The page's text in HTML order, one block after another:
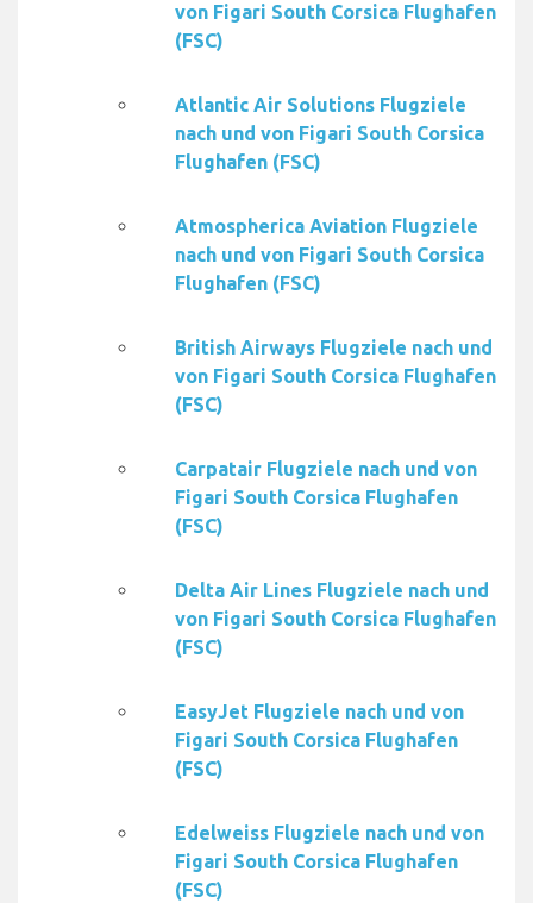
von Figari South Corsica Flughafen
(FSC)
Atlantic Air Solutions Flugziele
nach und von Figari South Corsica
Flughafen (FSC)
Atmospherica Aviation Flugziele
nach und von Figari South Corsica
Flughafen (FSC)
British Airways Flugziele nach und
von Figari South Corsica Flughafen
(FSC)
Carpatair Flugziele nach und von
Figari South Corsica Flughafen
(FSC)
Delta Air Lines Flugziele nach und
von Figari South Corsica Flughafen
(FSC)
EasyJet Flugziele nach und von
Figari South Corsica Flughafen
(FSC)
Edelweiss Flugziele nach und von
Figari South Corsica Flughafen
(FSC)